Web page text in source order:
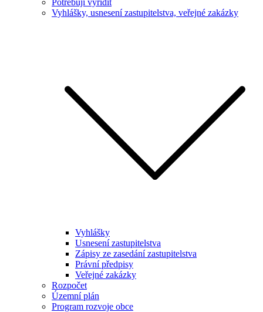
Potřebuji vyřídit
Vyhlášky, usnesení zastupitelstva, veřejné zakázky
Vyhlášky
Usnesení zastupitelstva
Zápisy ze zasedání zastupitelstva
Právní předpisy
Veřejné zakázky
Rozpočet
Územní plán
Program rozvoje obce